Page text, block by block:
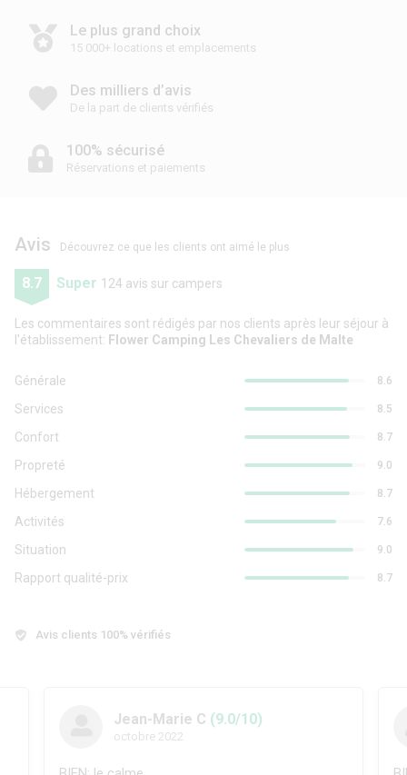
Le plus grand choix
15 000+ locations et emplacements
Des milliers d’avis
De la part de clients vérifiés
100% sécurisé
Réservations et paiements
Avis Découvrez ce que les clients ont aimé le plus
8.7 Super 124 avis sur campers
Les commentaires sont rédigés par nos clients après leur séjour à
l'établissement: Flower Camping Les Chevaliers de Malte
Générale 8.6
Services 8.5
Confort 8.7
Propreté 9.0
Hébergement 8.7
Activités 7.6
Situation 9.0
Rapport qualité-prix 8.7
Avis clients 100% vérifiés
Jean-Marie C (9.0/10)
octobre 2022